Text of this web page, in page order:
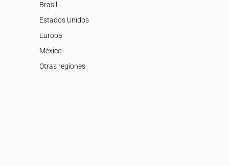
Brasil
Estados Unidos
Europa
México
Otras regiones